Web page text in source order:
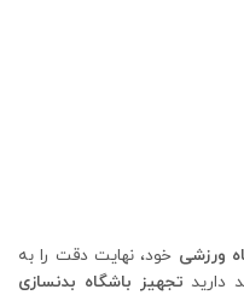
ورزشی خود، نهایت دقت را به
دارید تجهیز باشگاه بدنسازی